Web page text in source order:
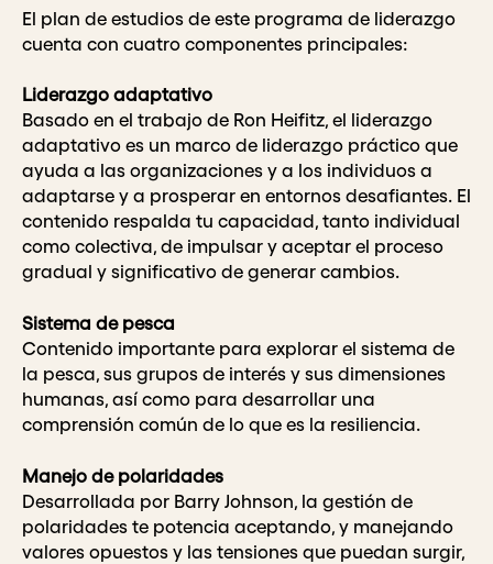
El plan de estudios de este programa de liderazgo
cuenta con cuatro componentes principales:
Liderazgo adaptativo
Basado en el trabajo de Ron Heifitz, el liderazgo
adaptativo es un marco de liderazgo práctico que
ayuda a las organizaciones y a los individuos a
adaptarse y a prosperar en entornos desafiantes. El
contenido respalda tu capacidad, tanto individual
como colectiva, de impulsar y aceptar el proceso
gradual y significativo de generar cambios.
Sistema de pesca
Contenido importante para explorar el sistema de
la pesca, sus grupos de interés y sus dimensiones
humanas, así como para desarrollar una
comprensión común de lo que es la resiliencia.
Manejo de polaridades
Desarrollada por Barry Johnson, la gestión de
polaridades te potencia aceptando, y manejando
valores opuestos y las tensiones que puedan surgir,